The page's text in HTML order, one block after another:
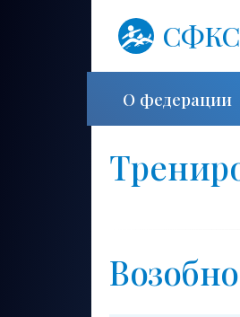
СФКС
О федерации